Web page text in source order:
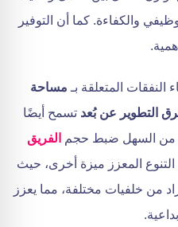
والكفاءة. كما أن التوفير
المتعلقة بـ مساحة
التطوير عن بُعد تسمح أيضًا
من السهل ضبط حجم
الفريق
المعزز ميزة أخرى، حيث
من خلفيات مختلفة، مما يعزز